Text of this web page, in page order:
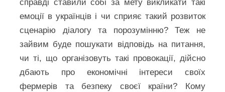
справді ставили собі за мету викликати такі
емоції в українців і чи сприяє такий розвиток
сценарію діалогу та порозумінню? Теж не
зайвим буде пошукати відповідь на питання,
чи ті, що організовуть такі провокації, дійсно
дбають про економічні інтереси своїх
фермерів та безпеку своєї країни? Кому